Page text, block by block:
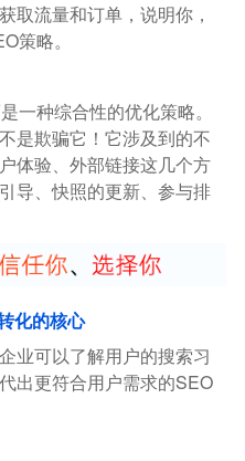
取流量和订单，说明你，
策略。
一种综合性的优化策略。
是欺骗它！它涉及到的不
体验、外部链接这几个方
导、快照的更新、参与排
化的核心
业可以了解用户的搜索习
出更符合用户需求的SEO